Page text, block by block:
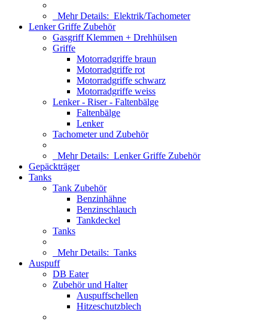
Mehr Details: Elektrik/Tachometer
Lenker Griffe Zubehör
Gasgriff Klemmen + Drehhülsen
Griffe
Motorradgriffe braun
Motorradgriffe rot
Motorradgriffe schwarz
Motorradgriffe weiss
Lenker - Riser - Faltenbälge
Faltenbälge
Lenker
Tachometer und Zubehör
Mehr Details: Lenker Griffe Zubehör
Gepäckträger
Tanks
Tank Zubehör
Benzinhähne
Benzinschlauch
Tankdeckel
Tanks
Mehr Details: Tanks
Auspuff
DB Eater
Zubehör und Halter
Auspuffschellen
Hitzeschutzblech